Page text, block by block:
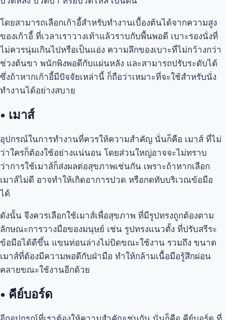
โดยสามารถเลือกเก้าอี้สำหรับทำงานเบื้องต้นได้จากความสูง
ของเก้าอี้ ที่เวลาเราวางเท้าแล้วราบกับพื้นพอดี เบาะรองนั่งที่
ไม่ควรนุ่มเกินไปหรือเป็นแอ่ง ความลึกของเบาะที่ไม่กว้างกว่า
ช่วงต้นขา พนักพิงพอดีกับแผ่นหลัง และสามารถปรับระดับได้
ซึ่งถ้าหากเก้าอี้มีปัจจัยเหล่านี้ ก็ถือว่าเหมาะที่จะใช้สำหรับนั่ง
ทำงานได้อย่างสบาย
• เมาส์
อุปกรณ์ในการทำงานที่ควรให้ความสำคัญ นั่นก็คือ เมาส์ ที่ไม่
ว่าใครก็ต้องใช้อย่างแน่นอน โดยส่วนใหญ่อาจจะไม่ทราบ
ว่าการใช้เมาส์ก็ส่งผลต่อสุขภาพเช่นกัน เพราะถ้าหากเลือก
เมาส์ไม่ดี อาจทำให้เกิดอาการปวด หรือกดทับบริเวณข้อมือ
ได้
ดังนั้น จึงควรเลือกใช้เมาส์เพื่อสุขภาพ ที่มีรูปทรงถูกต้องตาม
ลักษณะการวางมือของมนุษย์ เช่น รูปทรงแนวตั้ง ที่ปรับสรีระ
ข้อมือได้ดีขึ้น แขนท่อนล่างไม่บิดขณะใช้งาน รวมถึง ขนาด
เมาส์ที่ต้องมีความพอดีกับฝ่ามือ ทำให้กล้ามเนื้อมือรู้สึกผ่อน
คลายขณะใช้งานอีกด้วย
• คีย์บอร์ด